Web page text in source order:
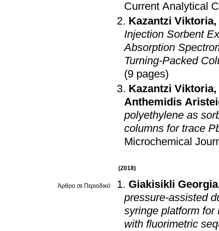
Current Analytical
Kazantzi Viktoria,
Injection Sorbent
Absorption
Turning-Packed
(9 pages)
Kazantzi Viktoria,
Anthemidis
polyethylene as
columns for trace
Microchemical
(2018)
Άρθρο σε Περιοδικό Giakisikli Georgia
pressure-assisted
syringe platform for
with fluorimetric